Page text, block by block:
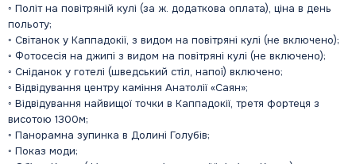
◦ Політ на повітряній кулі (за ж. додаткова оплата), ціна в день
польоту;
◦ Світанок у Каппадокії, з видом на повітряні кулі (не включено);
◦ Фотосесія на джипі з видом на повітряні кулі (не включено);
◦ Сніданок у готелі (шведський стіл, напої) включено;
◦ Відвідування центру каміння Анатолії «Саян»;
◦ Відвідування найвищої точки в Каппадокії, третя фортеця з
висотою 1300м;
◦ Панорамна зупинка в Долині Голубів;
◦ Показ моди;